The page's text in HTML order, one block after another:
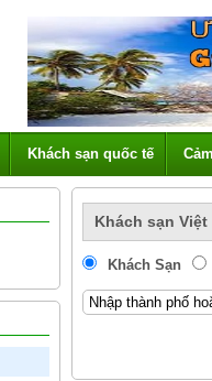
Khách sạn quốc tế
Khách sạn Việt
Khách Sạn